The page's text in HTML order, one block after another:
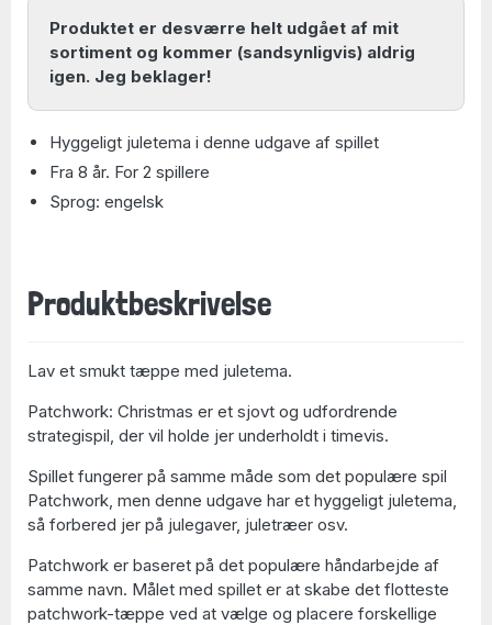
Produktet er desværre helt udgået af mit
sortiment og kommer (sandsynligvis) aldrig
igen. Jeg beklager!
Hyggeligt juletema i denne udgave af spillet
Fra 8 år. For 2 spillere
Sprog: engelsk
Produktbeskrivelse
Lav et smukt tæppe med juletema.
Patchwork: Christmas er et sjovt og udfordrende
strategispil, der vil holde jer underholdt i timevis.
Spillet fungerer på samme måde som det populære spil
Patchwork, men denne udgave har et hyggeligt juletema,
så forbered jer på julegaver, juletræer osv.
Patchwork er baseret på det populære håndarbejde af
samme navn. Målet med spillet er at skabe det flotteste
patchwork-tæppe ved at vælge og placere forskellige